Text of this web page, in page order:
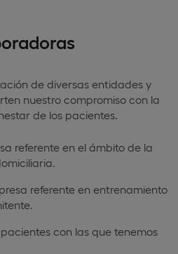
de diversas entidades y
nuestro compromiso con la
de los pacientes.
referente en el ámbito de la
referente en entrenamiento
con las que tenemos